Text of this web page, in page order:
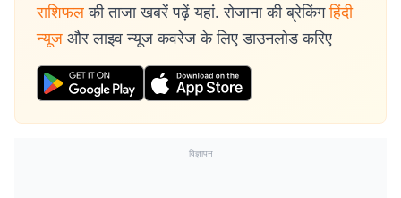
राशिफल की ताजा खबरें पढ़ें यहां. रोजाना की ब्रेकिंग हिंदी
न्यूज और लाइव न्यूज कवरेज के लिए डाउनलोड करिए
विज्ञापन